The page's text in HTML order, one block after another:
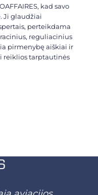
kad savo
Ji glaudžiai
perteikdama
reguliacinius
pirmenybę aiškiai ir
reiklios tarptautinės